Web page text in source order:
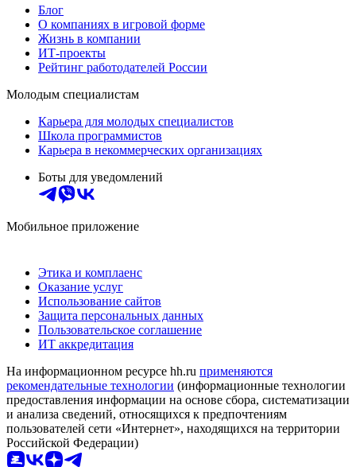
Блог
О компаниях в игровой форме
Жизнь в компании
ИТ-проекты
Рейтинг работодателей России
Молодым специалистам
Карьера для молодых специалистов
Школа программистов
Карьера в некоммерческих организациях
Боты для уведомлений
Мобильное приложение
Этика и комплаенс
Оказание услуг
Использование сайтов
Защита персональных данных
Пользовательское соглашение
ИТ аккредитация
На информационном ресурсе hh.ru применяются
рекомендательные технологии (информационные технологии
предоставления информации на основе сбора, систематизации
и анализа сведений, относящихся к предпочтениям
пользователей сети «Интернет», находящихся на территории
Российской Федерации)